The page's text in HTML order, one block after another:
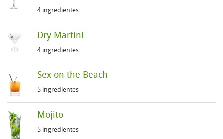
4 ingredientes
Dry Martini
4 ingredientes
Sex on the Beach
5 ingredientes
Mojito
5 ingredientes